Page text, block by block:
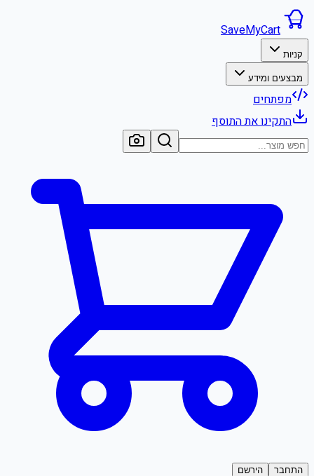
SaveMyCart
קניות
מבצעים ומידע
מפתחים
התקינו את התוסף
התחבר הירשם